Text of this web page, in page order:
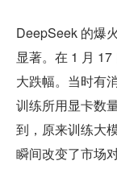
DeepSeek 的爆
显著。在 1 月
大跌幅。当时有
训练所用显卡数
到，原来训练大
瞬间改变了市场